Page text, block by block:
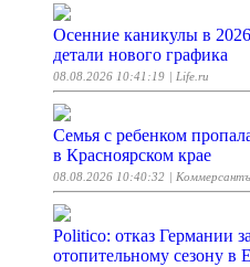
Осенние каникулы в
детали нового графика
08.08.2026 10:41:19 | Life.ru
Семья с ребенком
в Красноярском крае
08.08.2026 10:40:32 | Коммерсантъ
Politico: отказ Германии
отопительному сезону в